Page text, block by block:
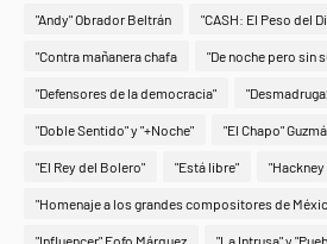
"Andy" Obrador Beltrán "CASH: El Peso del
"Contra mañanera chafa "De noche pero sin
"Defensores de la democracia"
"Doble Sentido" y "+Noche" "El Chapo"
"El Rey del Bolero" "Está libre"
"Homenaje a los grandes compositores de
"Influencer" Fofo Márquez "La Intrusa" y